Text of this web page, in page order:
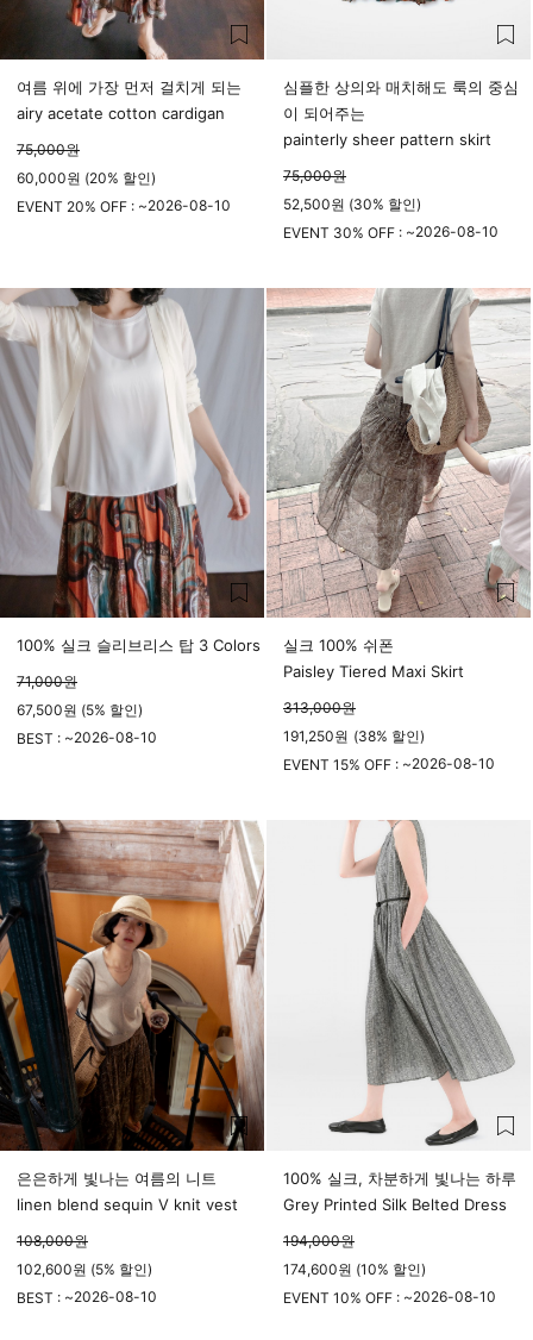
여름 위에 가장 먼저 걸치게 되는
airy acetate cotton cardigan
75,000원
60,000원 (20% 할인)
EVENT 20% OFF : ~2026-08-10
심플한 상의와 매치해도 룩의 중심
이 되어주는
painterly sheer pattern skirt
75,000원
52,500원 (30% 할인)
EVENT 30% OFF : ~2026-08-10
100% 실크 슬리브리스 탑 3 Colors
71,000원
67,500원 (5% 할인)
BEST : ~2026-08-10
실크 100% 쉬폰
Paisley Tiered Maxi Skirt
313,000원
191,250원 (38% 할인)
EVENT 15% OFF : ~2026-08-10
은은하게 빛나는 여름의 니트
linen blend sequin V knit vest
108,000원
102,600원 (5% 할인)
BEST : ~2026-08-10
100% 실크, 차분하게 빛나는 하루
Grey Printed Silk Belted Dress
194,000원
174,600원 (10% 할인)
EVENT 10% OFF : ~2026-08-10